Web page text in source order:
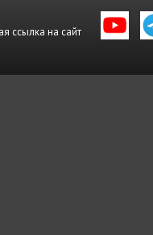
ссылка на сайт